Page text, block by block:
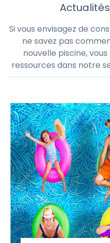
Si vous envisagez de
ne savez pas
nouvelle piscine,
ressources dans notre